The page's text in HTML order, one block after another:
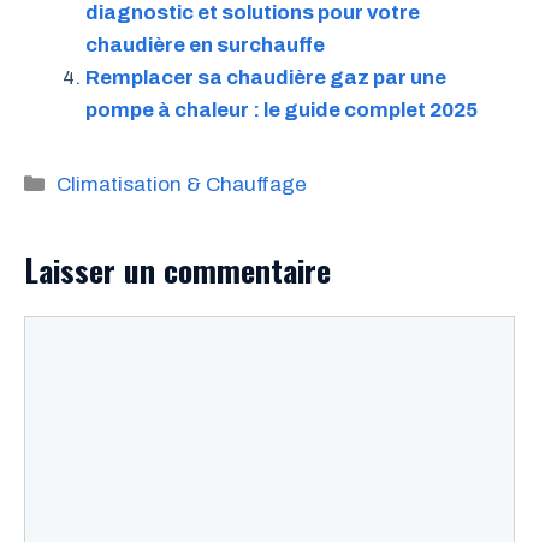
diagnostic et solutions pour votre
chaudière en surchauffe
Remplacer sa chaudière gaz par une
pompe à chaleur : le guide complet 2025
Catégories
Climatisation & Chauffage
Laisser un commentaire